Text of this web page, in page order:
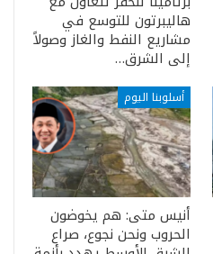
هاليبرتون للتوسع في
مشاريع النفط والغاز وصولاً
إلى الشرق…
أسلوبنا اليوم
أنيس متى: هم يخوضون
الحروب ونحن نجوع، صراع